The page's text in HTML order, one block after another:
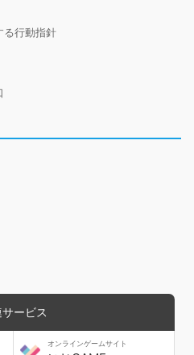
る行動指針
ービス
オンラインゲームサイト